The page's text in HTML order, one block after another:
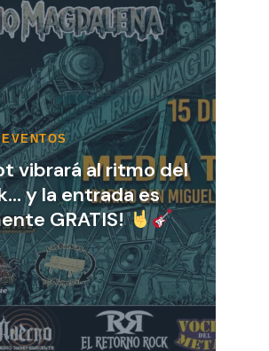
medio ambiente
con el
de tu vehículo.